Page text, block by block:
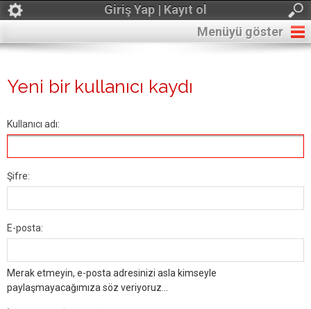
Giriş Yap | Kayıt ol
Menüyü göster
Yeni bir kullanıcı kaydı
Kullanıcı adı:
Şifre:
E-posta:
Merak etmeyin, e-posta adresinizi asla kimseyle
paylaşmayacağımıza söz veriyoruz...